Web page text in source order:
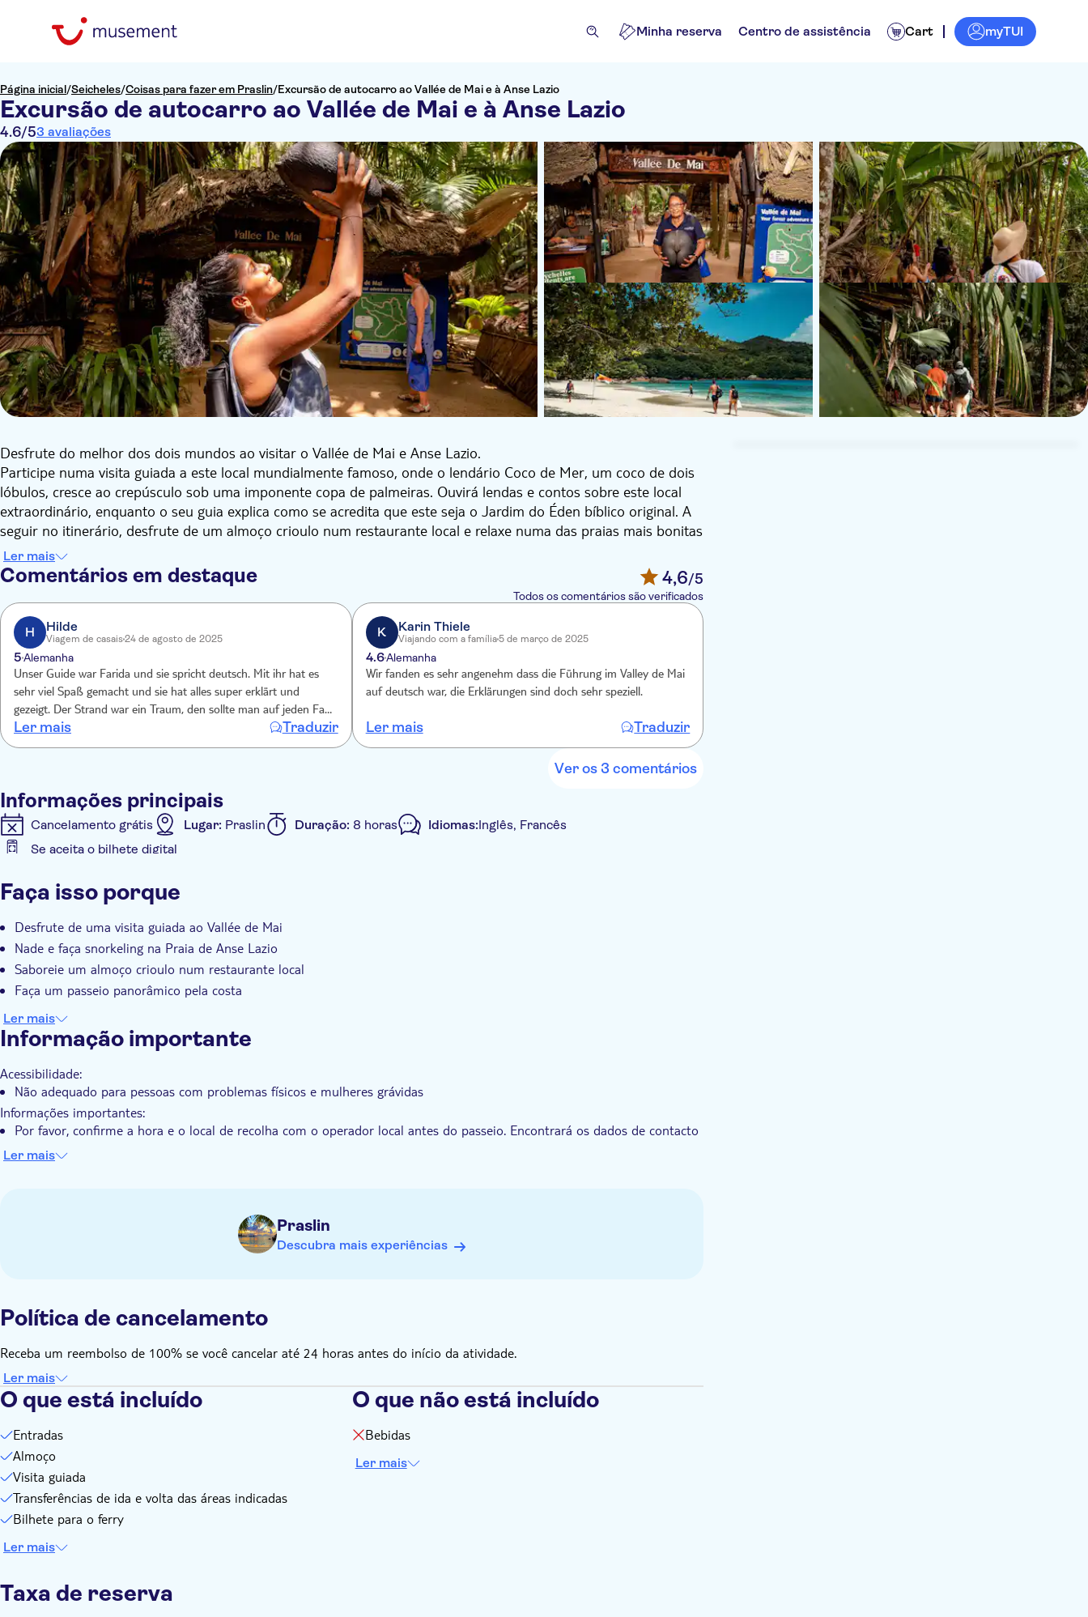
Minha reserva Centro de assistência Cart myTUI
Página inicial/Seicheles/Coisas para fazer em Praslin/Excursão de autocarro ao Vallée de Mai e à Anse Lazio
Excursão de autocarro ao Vallée de Mai e à Anse Lazio
4.6/53 avaliações
Desfrute do melhor dos dois mundos ao visitar o Vallée de Mai e Anse Lazio.
Participe numa visita guiada a este local mundialmente famoso, onde o lendário Coco de Mer, um coco de dois
lóbulos, cresce ao crepúsculo sob uma imponente copa de palmeiras. Ouvirá lendas e contos sobre este local
extraordinário, enquanto o seu guia explica como se acredita que este seja o Jardim do Éden bíblico original. A
seguir no itinerário, desfrute de um almoço crioulo num restaurante local e relaxe numa das praias mais bonitas
do mundo para nadar e fazer snorkeling nas águas cristalinas.
Ler mais
Comentários em destaque 4,6/5
Todos os comentários são verificados
H Hilde
Viagem de casais24 de agosto de 2025
5Alemanha
Unser Guide war Farida und sie spricht deutsch. Mit ihr hat es
sehr viel Spaß gemacht und sie hat alles super erklärt und
gezeigt. Der Strand war ein Traum, den sollte man auf jeden Fall
gesehen haben und natürlich auch darin schwimmen.
Ler mais Traduzir
K Karin Thiele
Viajando com a família5 de março de 2025
4.6Alemanha
Wir fanden es sehr angenehm dass die Führung im Valley de Mai
auf deutsch war, die Erklärungen sind doch sehr speziell.
Ler mais Traduzir
Ver os 3 comentários
Informações principais
Cancelamento grátis Lugar: Praslin Duração: 8 horas Idiomas:Inglês, Francês
Se aceita o bilhete digital
Confirmação instantânea
Voucher eletrônico
Pick up no hotel
Faça isso porque
Desfrute de uma visita guiada ao Vallée de Mai
Nade e faça snorkeling na Praia de Anse Lazio
Saboreie um almoço crioulo num restaurante local
Faça um passeio panorâmico pela costa
Ler mais
Informação importante
Acessibilidade:
Não adequado para pessoas com problemas físicos e mulheres grávidas
Informações importantes:
Por favor, confirme a hora e o local de recolha com o operador local antes do passeio. Encontrará os dados de contacto
no voucher após a reserva
Uma t-shirt, calções e sapatos confortáveis para caminhar
Um chapéu, uma câmara fotográfica, repelente de mosquitos, protetor solar, toalha de praia, fato de banho, óculos de
Ler mais
Praslin
Descubra mais experiências
Política de cancelamento
Receba um reembolso de 100% se você cancelar até 24 horas antes do início da atividade.
Ler mais
O que está incluído
Entradas
Almoço
Visita guiada
Transferências de ida e volta das áreas indicadas
Bilhete para o ferry
Ler mais
O que não está incluído
Bebidas
Ler mais
Taxa de reserva